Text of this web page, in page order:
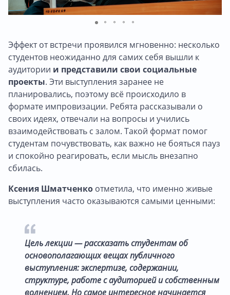
Эффект от встречи проявился мгновенно: несколько
студентов неожиданно для самих себя вышли к
аудитории и представили свои социальные
проекты. Эти выступления заранее не
планировались, поэтому всё происходило в
формате импровизации. Ребята рассказывали о
своих идеях, отвечали на вопросы и учились
взаимодействовать с залом. Такой формат помог
студентам почувствовать, как важно не бояться пауз
и спокойно реагировать, если мысль внезапно
сбилась.
Ксения Шматченко отметила, что именно живые
выступления часто оказываются самыми ценными:
Цель лекции — рассказать студентам об
основополагающих вещах публичного
выступления: экспертизе, содержании,
структуре, работе с аудиторией и собственным
волнением. Но самое интересное начинается